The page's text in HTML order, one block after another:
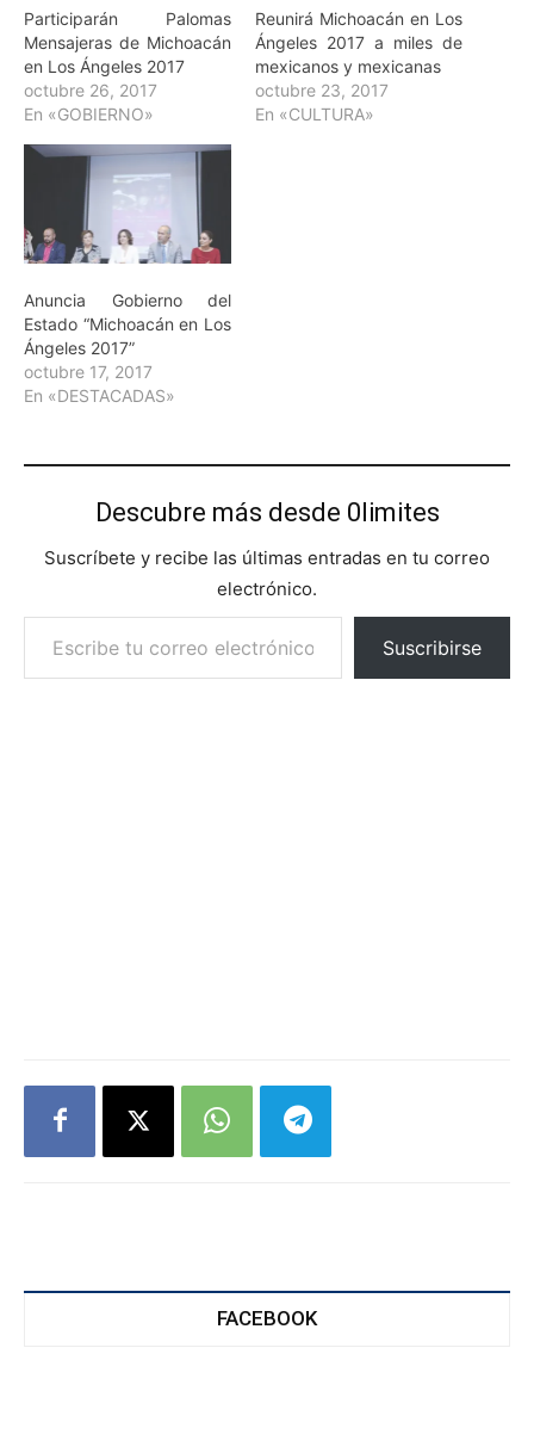
Participarán Palomas
Mensajeras de Michoacán
en Los Ángeles 2017
octubre 26, 2017
En «GOBIERNO»
Reunirá Michoacán en Los
Ángeles 2017 a miles de
mexicanos y mexicanas
octubre 23, 2017
En «CULTURA»
Anuncia Gobierno del
Estado “Michoacán en Los
Ángeles 2017”
octubre 17, 2017
En «DESTACADAS»
Descubre más desde 0limites
Suscríbete y recibe las últimas entradas en tu correo
electrónico.
Escribe tu correo electrónico…
Suscribirse
FACEBOOK